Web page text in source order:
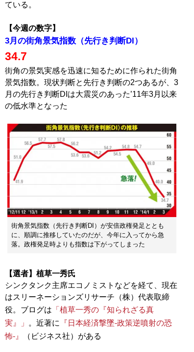
ている。
【今週の数字】
3月の街角景気指数（先行き判断DI）
34.7
街角の景気実感を迅速に知るために作られた街角
景気指数。現状判断と先行き判断の2つあるが、3
月の先行き判断DIは大震災のあった’11年3月以来
の低水準となった
街角景気指数（先行き判断DI）が安倍政権発足ととも
に、順調に推移していたのだが、今年に入ってから急
落。政権発足時よりも指数は下がってしまった
【選者】植草一秀氏
シンクタンク主席エコノミストなどを経て、現在
はスリーネーションズリサーチ（株）代表取締
役。ブログは 「植草一秀の『知られざる真
実』」
。近著に
『日本経済撃墜-政策逆噴射の恐
怖-』